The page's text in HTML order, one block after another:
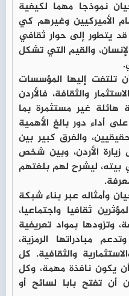
نموذجا مهما لكيفية
الأميركيين وغيرهم كي
يتطور إلى حوار ثقافي
والقيم التي تشكل
تلتفت إليها المؤسسات
والثقافة، فالأردن
هائلة غير مستثمرة بما
أداء دور بالغ الأهمية
والفرق كبير بين
الأردن، وبين شخص
ليشرح لهم بلغتهم
وأمثاله عبر بناء شبكة
ثقافيا واجتماعيا،
وتزودها بمواد تعريفية
مبادراتها الرمزية،
والثقافية. كل
يكون نافذة مهمة، وكل
تفتح بابا لسائح أو